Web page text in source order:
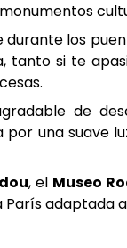
durante los
tanto si te
de
una suave
, el Museo
adaptada